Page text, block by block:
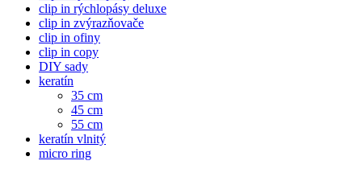
clip in rýchlopásy deluxe
clip in zvýrazňovače
clip in ofiny
clip in copy
DIY sady
keratín
35 cm
45 cm
55 cm
keratín vlnitý
micro ring